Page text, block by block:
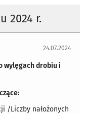
2024 r.
24.07.2024
wylęgach drobiu i
/Liczby nałożonych